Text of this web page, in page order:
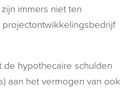
immers niet ten
de hypothecaire schulden
aan het vermogen van ook